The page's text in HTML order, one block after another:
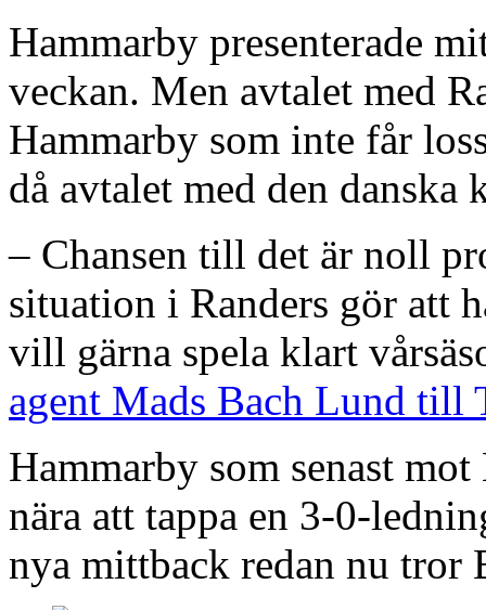
Hammarby presenterade
veckan. Men avtalet med
Hammarby som inte får
då avtalet med den
– Chansen till det är noll
situation i Randers gör att
vill gärna spela klart
agent Mads Bach Lund till
Hammarby som senast
nära att tappa en 3-0-
nya mittback redan nu tror